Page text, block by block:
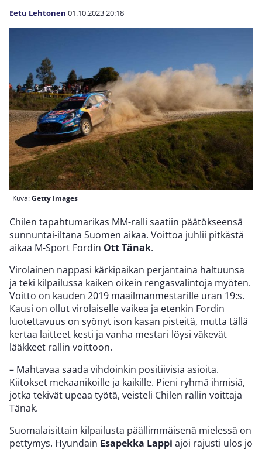
Eetu Lehtonen 01.10.202320:18
Kuva:Getty Images
Chilen tapahtumarikas MM-ralli saatiin päätökseensä
sunnuntai-iltana Suomen aikaa. Voittoa juhlii pitkästä
aikaa M-Sport Fordin Ott Tänak.
Virolainen nappasi kärkipaikan perjantaina haltuunsa
ja teki kilpailussa kaiken oikein rengasvalintoja myöten.
Voitto on kauden 2019 maailmanmestarille uran 19:s.
Kausi on ollut virolaiselle vaikea ja etenkin Fordin
luotettavuus on syönyt ison kasan pisteitä, mutta tällä
kertaa laitteet kesti ja vanha mestari löysi väkevät
lääkkeet rallin voittoon.
– Mahtavaa saada vihdoinkin positiivisia asioita.
Kiitokset mekaanikoille ja kaikille. Pieni ryhmä ihmisiä,
jotka tekivät upeaa työtä, veisteli Chilen rallin voittaja
Tänak.
Suomalaisittain kilpailusta päällimmäisenä mielessä on
pettymys. Hyundain Esapekka Lappi ajoi rajusti ulos jo